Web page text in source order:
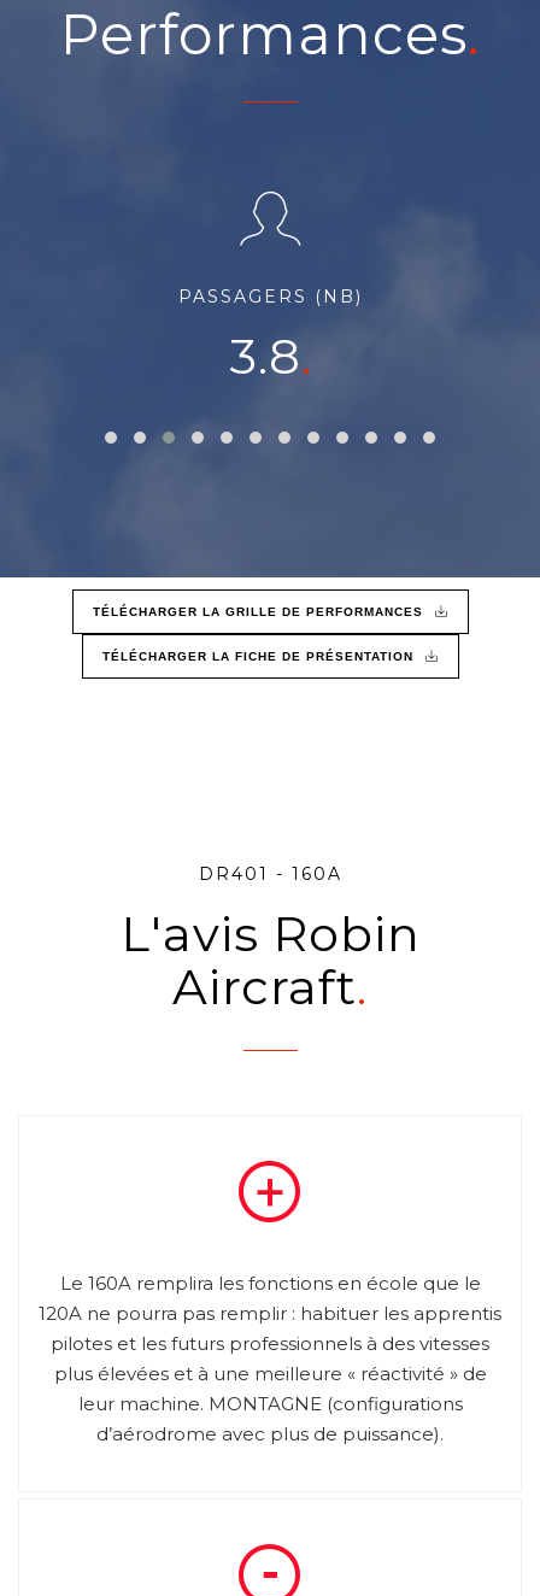
Performances
PASSAGERS (NB)
3.8
TÉLÉCHARGER LA GRILLE DE PERFORMANCES
TÉLÉCHARGER LA FICHE DE PRÉSENTATION
DR401 - 160A
L'avis Robin
Aircraft
Le 160A remplira les fonctions en école que le
120A ne pourra pas remplir : habituer les apprentis
pilotes et les futurs professionnels à des vitesses
plus élevées et à une meilleure « réactivité » de
leur machine. MONTAGNE (configurations
d’aérodrome avec plus de puissance).